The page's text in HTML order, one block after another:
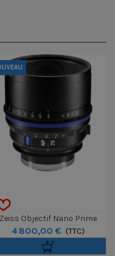
Zeiss Objectif Nano Prime
75mm T1.5 - E-Mount Feet
4 800,00 € (TTC)